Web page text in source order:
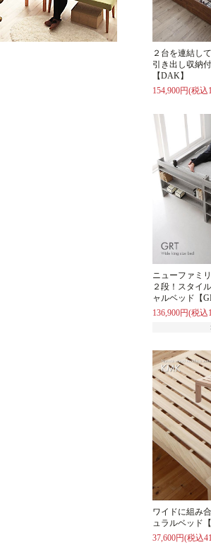
２台を連結し
引き出し収納
【DAK】
154,900円(税込
ニューファミ
２段！スタイ
ャルベッド【
136,900円(税込
ワイドに組み
ュラルベッド
37,600円(税込